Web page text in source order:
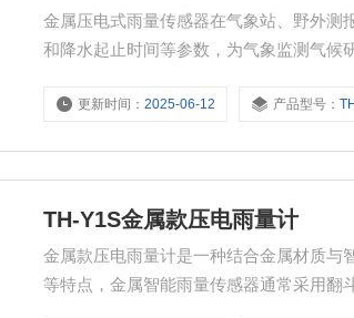
金属压电式雨量传感器在气象站、野外测
和降水起止时间等参数，为气象监测气候
监测降雨量，为城市排水调度提供依据
更新时间：2025-06-12 产品型号：
TH-Y1S金属款压电雨量计
金属款压电雨量计是一种结合金属材质与
等特点，金属智能雨量传感器通常采用翻